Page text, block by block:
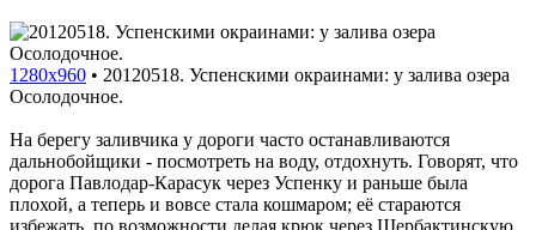
1280x960 • 20120518. Успенскими окраинами: у залива озера
Осолодочное.
На берегу заливчика у дороги часто останавливаются
дальнобойщики - посмотреть на воду, отдохнуть. Говорят, что
дорога Павлодар-Карасук через Успенку и раньше была
плохой, а теперь и вовсе стала кошмаром; её стараются
избежать, по возможности делая крюк через Щербактинскую